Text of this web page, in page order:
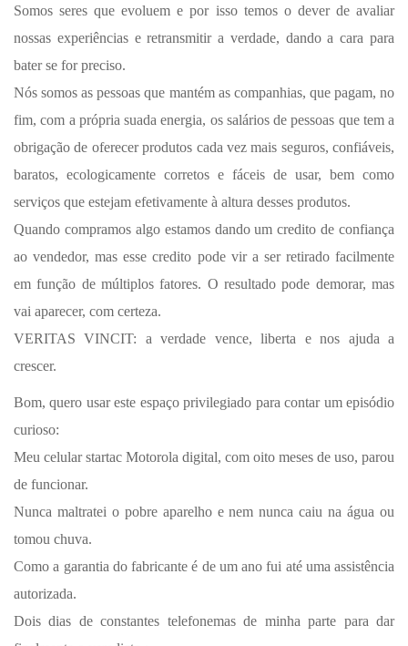
Somos seres que evoluem e por isso temos o dever de avaliar
nossas experiências e retransmitir a verdade, dando a cara para
bater se for preciso.
Nós somos as pessoas que mantém as companhias, que pagam, no
fim, com a própria suada energia, os salários de pessoas que tem a
obrigação de oferecer produtos cada vez mais seguros, confiáveis,
baratos, ecologicamente corretos e fáceis de usar, bem como
serviços que estejam efetivamente à altura desses produtos.
Quando compramos algo estamos dando um credito de confiança
ao vendedor, mas esse credito pode vir a ser retirado facilmente
em função de múltiplos fatores. O resultado pode demorar, mas
vai aparecer, com certeza.
VERITAS VINCIT: a verdade vence, liberta e nos ajuda a
crescer.
Bom, quero usar este espaço privilegiado para contar um episódio
curioso:
Meu celular startac Motorola digital, com oito meses de uso, parou
de funcionar.
Nunca maltratei o pobre aparelho e nem nunca caiu na água ou
tomou chuva.
Como a garantia do fabricante é de um ano fui até uma assistência
autorizada.
Dois dias de constantes telefonemas de minha parte para dar